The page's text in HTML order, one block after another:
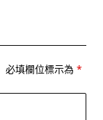
必填欄位標示為 *